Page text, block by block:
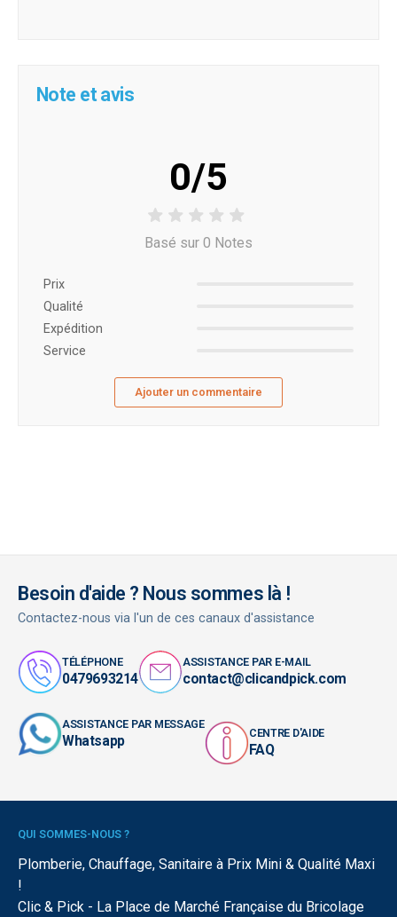
Note et avis
0/5
Basé sur 0 Notes
Prix ​​
Qualité
Expédition
Service
Ajouter un commentaire
Besoin d'aide ? Nous sommes là !
Contactez-nous via l'un de ces canaux d'assistance
TÉLÉPHONE
0479693214
ASSISTANCE PAR E-MAIL
contact@clicandpick.com
ASSISTANCE PAR MESSAGE
Whatsapp CENTRE D'AIDE
FAQ
QUI SOMMES-NOUS ?
Plomberie, Chauffage, Sanitaire à Prix Mini & Qualité Maxi
!
Clic & Pick - La Place de Marché Française du Bricolage